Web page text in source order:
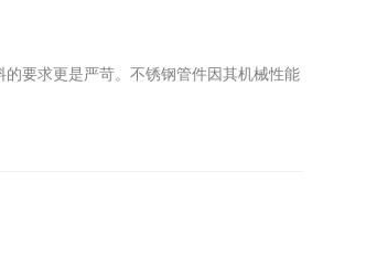
要求更是严苛。不锈钢管件因其机械性能